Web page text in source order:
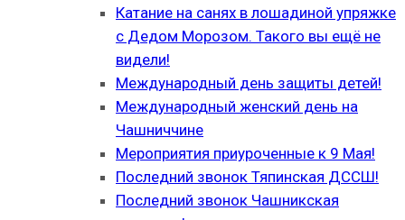
Катание на санях в лошадиной упряжке
с Дедом Морозом. Такого вы ещё не
видели!
Международный день защиты детей!
Международный женский день на
Чашниччине
Мероприятия приуроченные к 9 Мая!
Последний звонок Тяпинская ДССШ!
Последний звонок Чашникская